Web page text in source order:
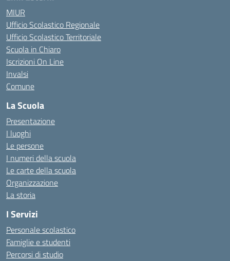
MIUR
Ufficio Scolastico Regionale
Ufficio Scolastico Territoriale
Scuola in Chiaro
Iscrizioni On Line
Invalsi
Comune
La Scuola
Presentazione
I luoghi
Le persone
I numeri della scuola
Le carte della scuola
Organizzazione
La storia
I Servizi
Personale scolastico
Famiglie e studenti
Percorsi di studio